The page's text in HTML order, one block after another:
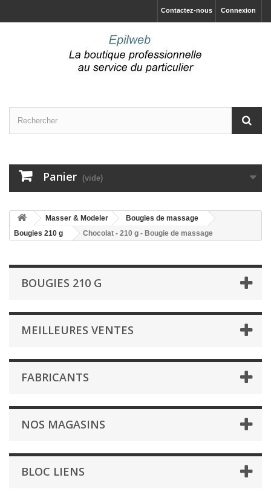
Connexion
Contactez-nous
Panier (vide)
Masser & Modeler
Bougies de massage
Bougies 210 g
Chocolat - 210 g - Bougie de massage
BOUGIES 210 G
MEILLEURES VENTES
FABRICANTS
NOS MAGASINS
BLOC LIENS